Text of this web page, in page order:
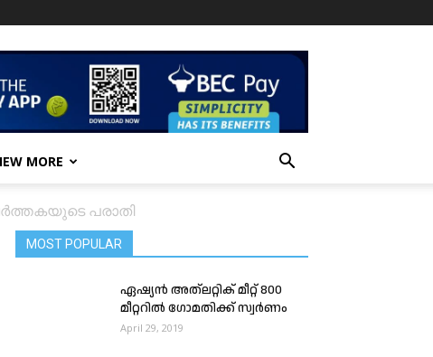
MORE
പരാതി
MOST POPULAR
ഏഷ്യൻ അത്‌ലറ്റിക് മീറ്റ് 800
മീറ്ററിൽ ഗോമതിക്ക് സ്വർണം
April 29, 2019